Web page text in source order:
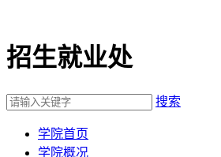
招生就业处
搜索
学院首页
学院概况